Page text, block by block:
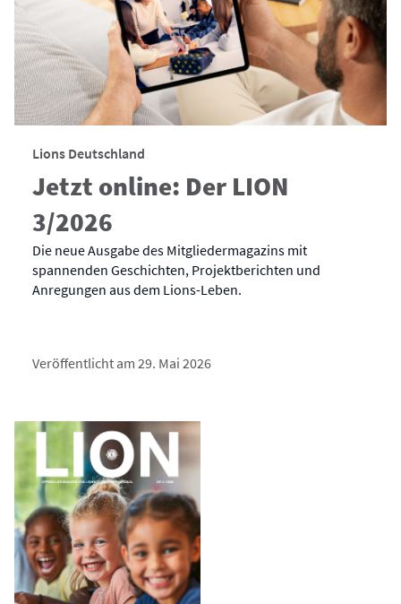
Lions Deutschland
Jetzt online: Der LION
3/2026
Die neue Ausgabe des Mitgliedermagazins mit
spannenden Geschichten, Projektberichten und
Anregungen aus dem Lions-Leben.
Veröffentlicht am 29. Mai 2026